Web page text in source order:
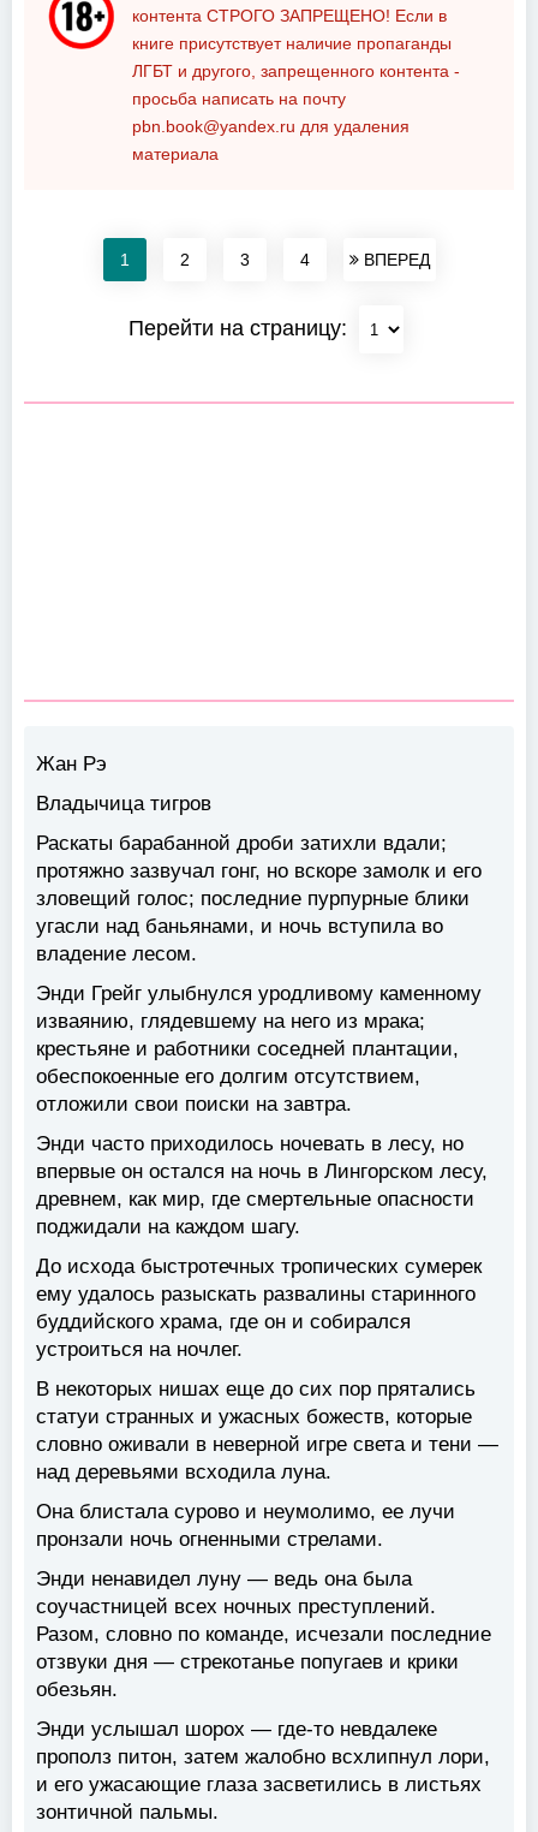
контента СТРОГО ЗАПРЕЩЕНО! Если в
книге присутствует наличие пропаганды
ЛГБТ и другого, запрещенного контента -
просьба написать на почту
pbn.book@yandex.ru для удаления
материала
1 2 3 4 ВПЕРЕД
Перейти на страницу:
Жан Рэ
Владычица тигров
Раскаты барабанной дроби затихли вдали;
протяжно зазвучал гонг, но вскоре замолк и его
зловещий голос; последние пурпурные блики
угасли над баньянами, и ночь вступила во
владение лесом.
Энди Грейг улыбнулся уродливому каменному
изваянию, глядевшему на него из мрака;
крестьяне и работники соседней плантации,
обеспокоенные его долгим отсутствием,
отложили свои поиски на завтра.
Энди часто приходилось ночевать в лесу, но
впервые он остался на ночь в Лингорском лесу,
древнем, как мир, где смертельные опасности
поджидали на каждом шагу.
До исхода быстротечных тропических сумерек
ему удалось разыскать развалины старинного
буддийского храма, где он и собирался
устроиться на ночлег.
В некоторых нишах еще до сих пор прятались
статуи странных и ужасных божеств, которые
словно оживали в неверной игре света и тени —
над деревьями всходила луна.
Она блистала сурово и неумолимо, ее лучи
пронзали ночь огненными стрелами.
Энди ненавидел луну — ведь она была
соучастницей всех ночных преступлений.
Разом, словно по команде, исчезали последние
отзвуки дня — стрекотанье попугаев и крики
обезьян.
Энди услышал шорох — где-то невдалеке
прополз питон, затем жалобно всхлипнул лори,
и его ужасающие глаза засветились в листьях
зонтичной пальмы.